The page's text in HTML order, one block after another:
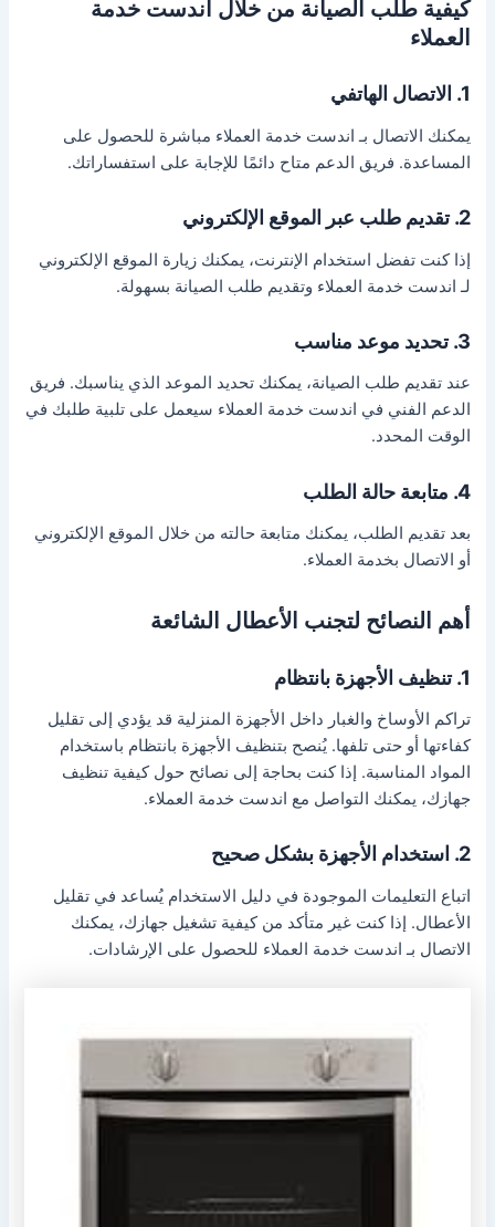
كيفية طلب الصيانة من خلال اندست خدمة
العملاء
1. الاتصال الهاتفي
يمكنك الاتصال بـ اندست خدمة العملاء مباشرة للحصول على
المساعدة. فريق الدعم متاح دائمًا للإجابة على استفساراتك.
2. تقديم طلب عبر الموقع الإلكتروني
إذا كنت تفضل استخدام الإنترنت، يمكنك زيارة الموقع الإلكتروني
لـ اندست خدمة العملاء وتقديم طلب الصيانة بسهولة.
3. تحديد موعد مناسب
عند تقديم طلب الصيانة، يمكنك تحديد الموعد الذي يناسبك. فريق
الدعم الفني في اندست خدمة العملاء سيعمل على تلبية طلبك في
الوقت المحدد.
4. متابعة حالة الطلب
بعد تقديم الطلب، يمكنك متابعة حالته من خلال الموقع الإلكتروني
أو الاتصال بخدمة العملاء.
أهم النصائح لتجنب الأعطال الشائعة
1. تنظيف الأجهزة بانتظام
تراكم الأوساخ والغبار داخل الأجهزة المنزلية قد يؤدي إلى تقليل
كفاءتها أو حتى تلفها. يُنصح بتنظيف الأجهزة بانتظام باستخدام
المواد المناسبة. إذا كنت بحاجة إلى نصائح حول كيفية تنظيف
جهازك، يمكنك التواصل مع اندست خدمة العملاء.
2. استخدام الأجهزة بشكل صحيح
اتباع التعليمات الموجودة في دليل الاستخدام يُساعد في تقليل
الأعطال. إذا كنت غير متأكد من كيفية تشغيل جهازك، يمكنك
الاتصال بـ اندست خدمة العملاء للحصول على الإرشادات.